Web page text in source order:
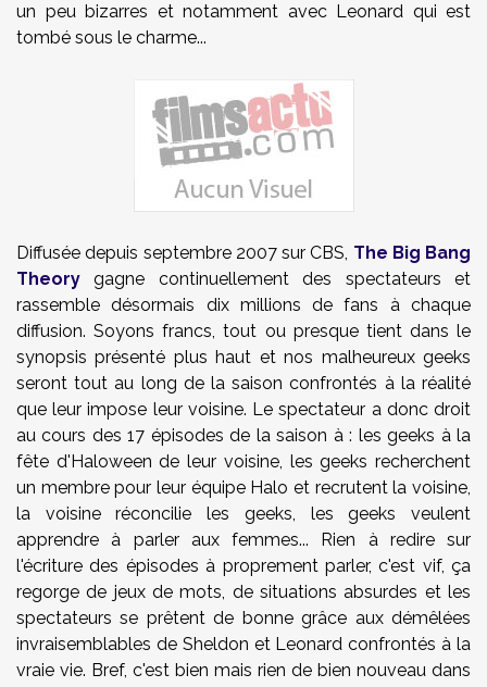
un peu bizarres et notamment avec Leonard qui est
tombé sous le charme...
Diffusée depuis septembre 2007 sur CBS, The Big Bang
Theory gagne continuellement des spectateurs et
rassemble désormais dix millions de fans à chaque
diffusion. Soyons francs, tout ou presque tient dans le
synopsis présenté plus haut et nos malheureux geeks
seront tout au long de la saison confrontés à la réalité
que leur impose leur voisine. Le spectateur a donc droit
au cours des 17 épisodes de la saison à : les geeks à la
fête d'Haloween de leur voisine, les geeks recherchent
un membre pour leur équipe Halo et recrutent la voisine,
la voisine réconcilie les geeks, les geeks veulent
apprendre à parler aux femmes... Rien à redire sur
l'écriture des épisodes à proprement parler, c'est vif, ça
regorge de jeux de mots, de situations absurdes et les
spectateurs se prêtent de bonne grâce aux démêlées
invraisemblables de Sheldon et Leonard confrontés à la
vraie vie. Bref, c'est bien mais rien de bien nouveau dans